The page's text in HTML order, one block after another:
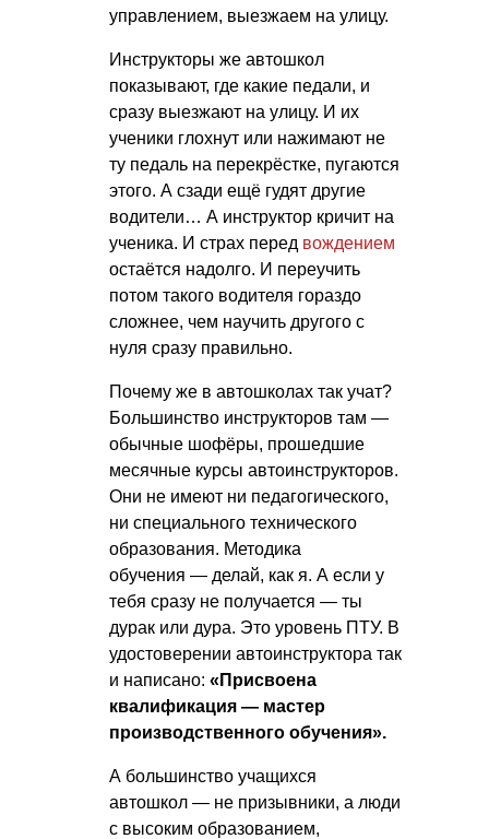
управлением, выезжаем на улицу.
Инструкторы же автошкол
показывают, где какие педали, и
сразу выезжают на улицу. И их
ученики глохнут или нажимают не
ту педаль на перекрёстке, пугаются
этого. А сзади ещё гудят другие
водители… А инструктор кричит на
ученика. И страх перед вождением
остаётся надолго. И переучить
потом такого водителя гораздо
сложнее, чем научить другого с
нуля сразу правильно.
Почему же в автошколах так учат?
Большинство инструкторов там —
обычные шофёры, прошедшие
месячные курсы автоинструкторов.
Они не имеют ни педагогического,
ни специального технического
образования. Методика
обучения — делай, как я. А если у
тебя сразу не получается — ты
дурак или дура. Это уровень ПТУ. В
удостоверении автоинструктора так
и написано: «Присвоена
квалификация — мастер
производственного обучения».
А большинство учащихся
автошкол — не призывники, а люди
с высоким образованием,